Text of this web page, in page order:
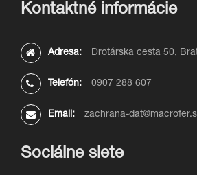
Kontaktné informácie
Adresa: Drotárska cesta 50,
Telefón: 0907 288 607
Email: zachrana-
Sociálne siete